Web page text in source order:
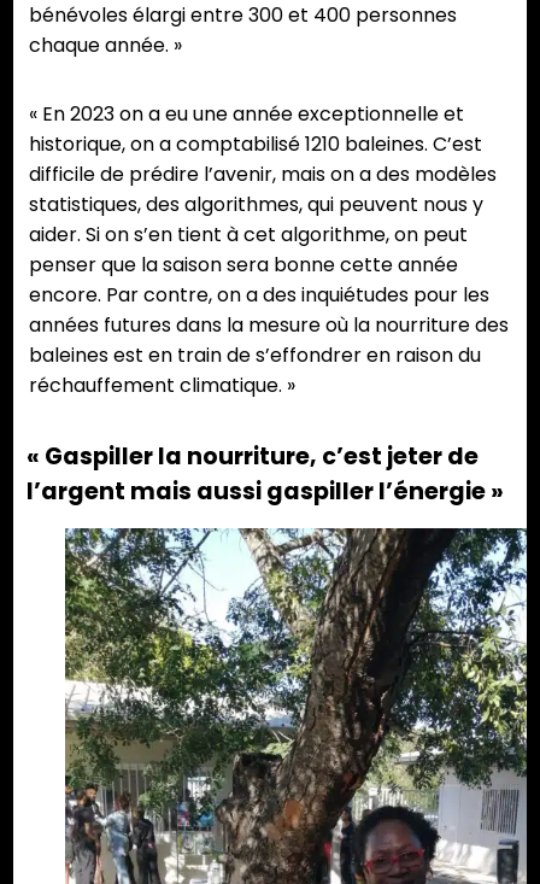
bénévoles élargi entre 300 et 400 personnes
chaque année. »
« En 2023 on a eu une année exceptionnelle et
historique, on a comptabilisé 1210 baleines. C’est
difficile de prédire l’avenir, mais on a des modèles
statistiques, des algorithmes, qui peuvent nous y
aider. Si on s’en tient à cet algorithme, on peut
penser que la saison sera bonne cette année
encore. Par contre, on a des inquiétudes pour les
années futures dans la mesure où la nourriture des
baleines est en train de s’effondrer en raison du
réchauffement climatique. »
« Gaspiller la nourriture, c’est jeter de
l’argent mais aussi gaspiller l’énergie »